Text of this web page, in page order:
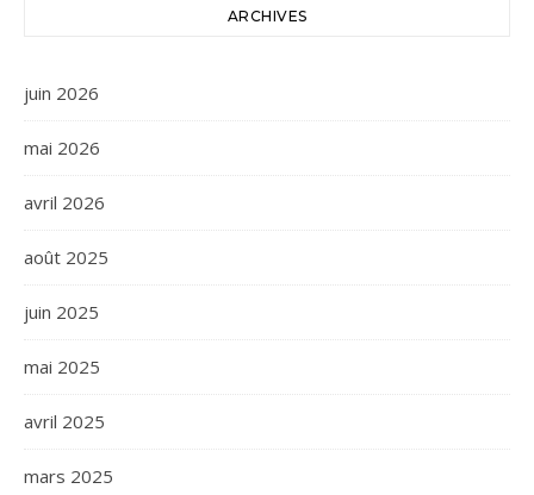
ARCHIVES
juin 2026
mai 2026
avril 2026
août 2025
juin 2025
mai 2025
avril 2025
mars 2025